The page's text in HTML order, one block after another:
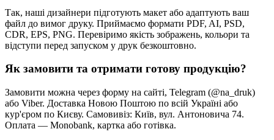
Так, наші дизайнери підготують макет або адаптують ваш
файл до вимог друку. Приймаємо формати PDF, AI, PSD,
CDR, EPS, PNG. Перевіримо якість зображень, кольори та
відступи перед запуском у друк безкоштовно.
Як замовити та отримати готову продукцію?
Замовити можна через форму на сайті, Telegram (@na_druk)
або Viber. Доставка Новою Поштою по всій Україні або
кур'єром по Києву. Самовивіз: Київ, вул. Антоновича 74.
Оплата — Monobank, картка або готівка.